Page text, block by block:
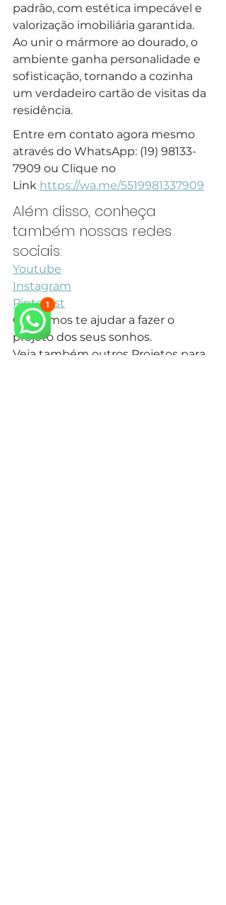
padrão, com estética impecável e
valorização imobiliária garantida.
Ao unir o mármore ao dourado, o
ambiente ganha personalidade e
sofisticação, tornando a cozinha
um verdadeiro cartão de visitas da
residência.
Entre em contato agora mesmo
através do WhatsApp: (19) 98133-
7909 ou Clique no
Link https://wa.me/5519981337909
Além disso, conheça
também nossas redes
sociais:
Youtube
Instagram
Pinterest
Queremos te ajudar a fazer o
projeto dos seus sonhos.
Veja também outros Projetos para